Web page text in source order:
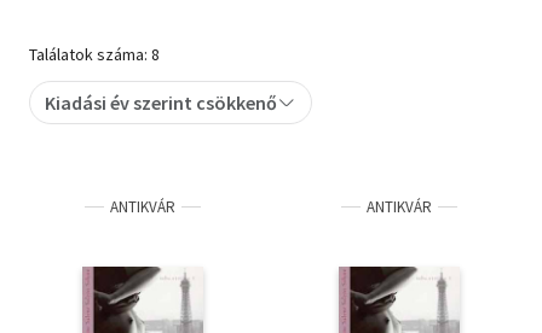
Hobbi, szabadidő
Szótár, nyelvkönyv
Találatok száma: 8
Kiadási év szerint csökkenő
ANTIKVÁR ANTIKVÁR